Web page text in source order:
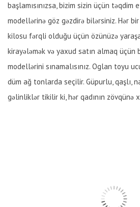
başlamısınızsa, bizim sizin üçün təqdim
modellərinə göz gəzdirə bilərsiniz. Hər bir
kilosu fərqli olduğu üçün özünüzə
kirayələmək və yaxud satın almaq üçün
modellərini sınamalısınız. Oglan toyu
düm ağ tonlarda seçilir. Güpurlu, qaşlı,
gəlinliklər tikilir ki, hər qadının zövqünə